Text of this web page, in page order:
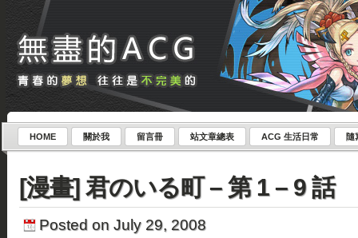
HOME 關於我 留言冊 站文章總表 ACG 生活日常 隨
[漫畫] 君のいる町 – 第 1 – 9 話
Posted on July 29, 2008